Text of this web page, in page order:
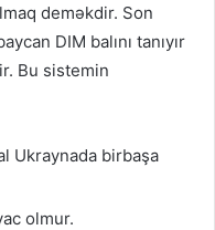
deməkdir. Son
DIM balını tanıyır
Bu sistemin
Ukraynada birbaşa
olmur.